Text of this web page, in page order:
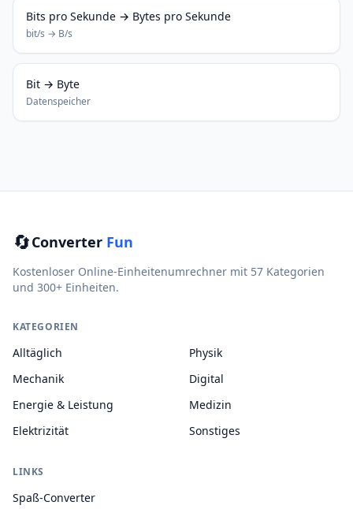
Bits pro Sekunde → Bytes pro Sekunde
bit/s → B/s
Bit → Byte
Datenspeicher
🔄Converter Fun
Kostenloser Online-Einheitenumrechner mit 57 Kategorien
und 300+ Einheiten.
KATEGORIEN
Alltäglich
Mechanik
Energie & Leistung
Elektrizität
Physik
Digital
Medizin
Sonstiges
LINKS
Spaß-Converter